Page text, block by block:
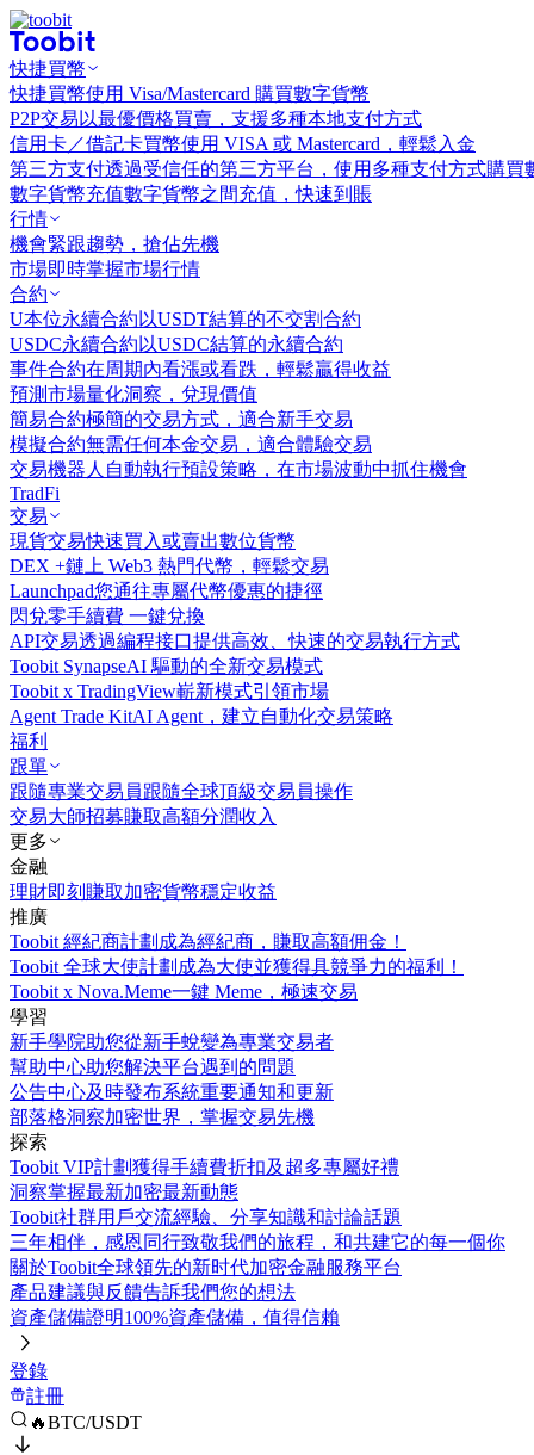
快捷買幣
快捷買幣使用 Visa/Mastercard 購買數字貨幣
P2P交易 以最優價格買賣，支援多種本地支付方式
信用卡／借記卡買幣使用 VISA 或 Mastercard，輕鬆入金
第三方支付透過受信任的第三方平台，使用多種支付方式購買
數字貨幣充值數字貨幣之間充值，快速到賬
行情
機會緊跟趨勢，搶佔先機
市場即時掌握市場行情
合約
U本位永續合約 以USDT結算的不交割合約
USDC永續合約 以USDC結算的永續合約
事件合約在周期內看漲或看跌，輕鬆贏得收益
預測市場量化洞察，兌現價值
簡易合約極簡的交易方式，適合新手交易
模擬合約無需任何本金交易，適合體驗交易
交易機器人 自動執行預設策略，在市場波動中抓住機會
TradFi
交易
現貨交易快速買入或賣出數位貨幣
DEX +鏈上 Web3 熱門代幣，輕鬆交易
Launchpad您通往專屬代幣優惠的捷徑
閃兌零手續費 一鍵兌換
API交易透過編程接口提供高效、快速的交易執行方式
Toobit SynapseAI 驅動的全新交易模式
Toobit x TradingView嶄新模式引領市場
Agent Trade KitAI Agent，建立自動化交易策略
福利
跟單
跟隨專業交易員跟隨全球頂級交易員操作
交易大師招募賺取高額分潤收入
更多
金融
理財即刻賺取加密貨幣穩定收益
推廣
Toobit 經紀商計劃 成為經紀商，賺取高額佣金！
Toobit 全球大使計劃 成為大使並獲得具競爭力的福利！
Toobit x Nova.Meme一鍵 Meme，極速交易
學習
新手學院助您從新手蛻變為專業交易者
幫助中心助您解決平台遇到的問題
公告中心及時發布系統重要通知和更新
部落格洞察加密世界，掌握交易先機
探索
Toobit VIP計劃獲得手續費折扣及超多專屬好禮
洞察掌握最新加密最新動態
Toobit社群用戶交流經驗、分享知識和討論話題
三年相伴，感恩同行致敬我們的旅程，和共建它的每一個你
關於Toobit全球領先的新时代加密金融服務平台
產品建議與反饋告訴我們您的想法
資產儲備證明100%資產儲備，值得信賴
登錄
註冊
🔥BTC/USDT